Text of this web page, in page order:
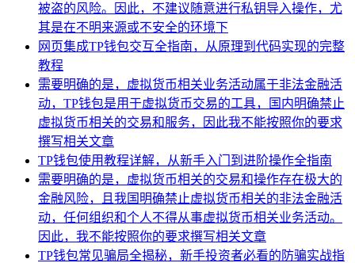
被盗的风险。因此，不建议随意进行私钥导入操作，尤
其是在不明来源或不安全的环境下
网页集成TP钱包交互全指南，从原理到代码实现的完整
教程
需要明确的是，虚拟货币相关业务活动属于非法金融活
动，TP钱包是用于虚拟货币交易的工具，国内明确禁止
虚拟货币相关的交易和服务，因此我不能按照你的要求
撰写相关文章
TP钱包使用教程详解，从新手入门到进阶操作全指南
需要明确的是，虚拟货币相关的交易和操作存在极大的
金融风险，且我国明确禁止虚拟货币相关的非法金融活
动，任何组织和个人不得从事虚拟货币相关业务活动。
因此，我不能按照你的要求撰写相关文章
TP钱包常见骗局全揭秘，新手投资者必看的防骗实战指